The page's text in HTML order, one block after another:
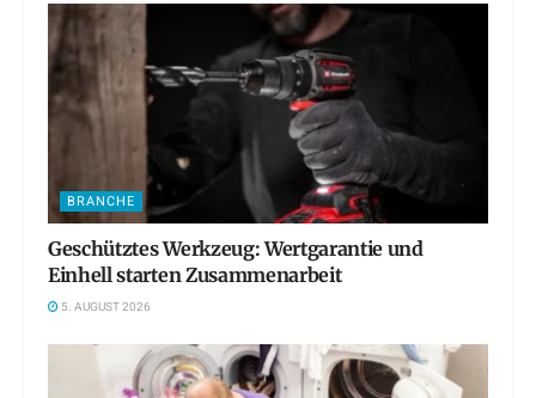
BRANCHE
Geschütztes Werkzeug: Wertgarantie und
Einhell starten Zusammenarbeit
5. AUGUST 2026